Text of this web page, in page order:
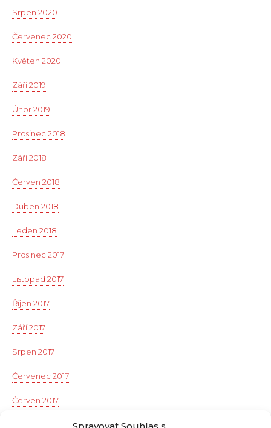
Srpen 2020
Červenec 2020
Květen 2020
Září 2019
Únor 2019
Prosinec 2018
Září 2018
Červen 2018
Duben 2018
Leden 2018
Prosinec 2017
Listopad 2017
Říjen 2017
Září 2017
Srpen 2017
Červenec 2017
Červen 2017